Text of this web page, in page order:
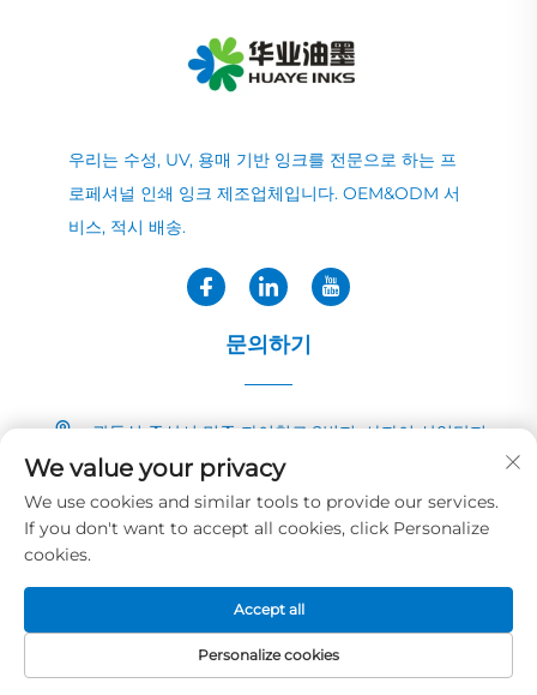
우리는 수성, UV, 용매 기반 잉크를 전문으로 하는 프
로페셔널 인쇄 잉크 제조업체입니다. OEM&ODM 서
비스, 적시 배송.
문의하기
광둥성 중산시 민중 자이칭로 2번지, 샤자이 산업단지
+86-13726040081
[email protected]
저작권 © 2025 화예 잉크&페인트 코.,LTD 소유 개인정보 보호정책
We value your privacy
We use cookies and similar tools to provide our services.
If you don't want to accept all cookies, click Personalize
cookies.
Personalize cookies
Accept all